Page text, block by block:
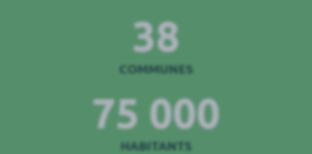
38
COMMUNES
75 000
HABITANTS